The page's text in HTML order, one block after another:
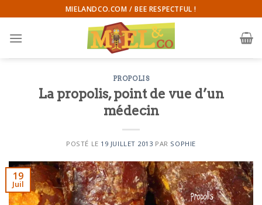
to
content
MIELANDCO.COM / BEE RESPECTFUL !
PROPOLIS
La propolis, point de vue d’un
médecin
POSTÉ LE 19 JUILLET 2013 PAR SOPHIE
19
Juil